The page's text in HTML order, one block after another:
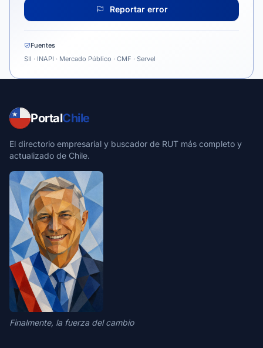
Reportar error
Fuentes
SII · INAPI · Mercado Público · CMF · Servel
PortalChile
El directorio empresarial y buscador de RUT más completo y
actualizado de Chile.
Finalmente, la fuerza del cambio